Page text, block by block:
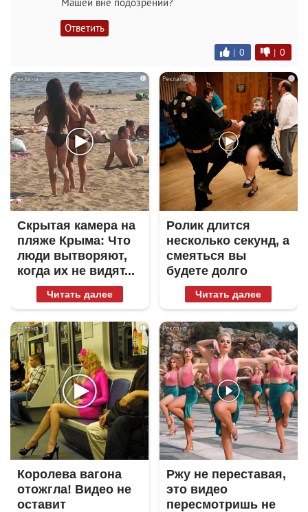
Ответить
| 0 | 0
i
Скрытая камера на
пляже Крыма: Что
люди вытворяют,
когда их не видят...
Читать далее
i
Ролик длится
несколько секунд, а
смеяться вы
будете долго
Читать далее
i
Королева вагона
отожгла! Видео не
оставит
i
Ржу не переставая,
это видео
пересмотришь не